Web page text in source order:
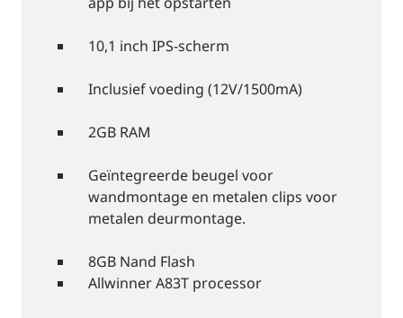
10,1 inch IPS-scherm
Inclusief voeding (12V/1500mA)
2GB RAM
Geïntegreerde beugel voor
wandmontage en metalen clips voor
metalen deurmontage.
8GB Nand Flash
Allwinner A83T processor